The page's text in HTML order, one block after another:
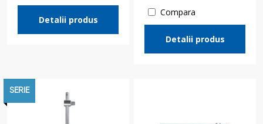
Detalii produs
Compara
Detalii produs
SERIE